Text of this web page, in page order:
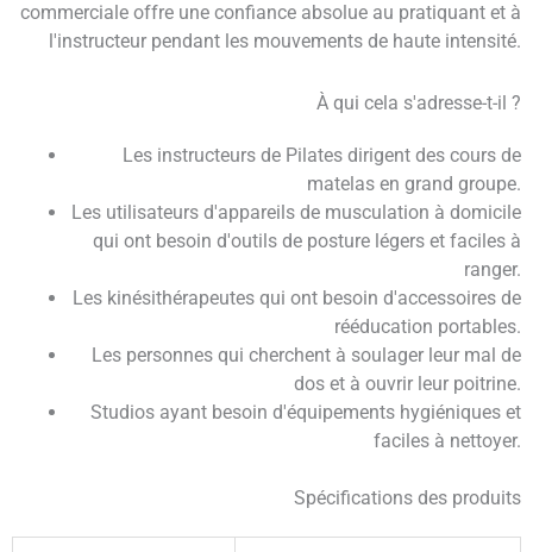
commerciale offre une confiance absolue au pratiquant et à
l'instructeur pendant les mouvements de haute intensité.
À qui cela s'adresse-t-il ?
Les instructeurs de Pilates dirigent des cours de
matelas en grand groupe.
Les utilisateurs d'appareils de musculation à domicile
qui ont besoin d'outils de posture légers et faciles à
ranger.
Les kinésithérapeutes qui ont besoin d'accessoires de
rééducation portables.
Les personnes qui cherchent à soulager leur mal de
dos et à ouvrir leur poitrine.
Studios ayant besoin d'équipements hygiéniques et
faciles à nettoyer.
Spécifications des produits